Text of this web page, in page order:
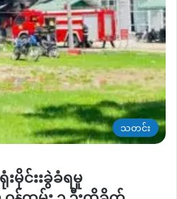
သတင်း
းမိုင်းးခွဲခံရမူ